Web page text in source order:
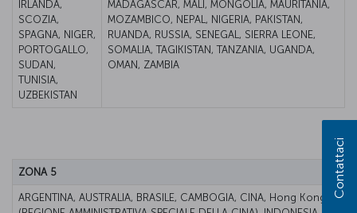
IRLANDA,
SCOZIA,
SPAGNA, NIGER,
PORTOGALLO,
SUDAN,
TUNISIA,
UZBEKISTAN
MADAGASCAR, MALI, MONGOLIA, MAURITANIA,
MOZAMBICO, NEPAL, NIGERIA, PAKISTAN,
RUANDA, RUSSIA, SENEGAL, SIERRA LEONE,
SOMALIA, TAGIKISTAN, TANZANIA, UGANDA,
OMAN, ZAMBIA
ZONA 5
ARGENTINA, AUSTRALIA, BRASILE, CAMBOGIA, CINA, Hong Kong
Contattaci